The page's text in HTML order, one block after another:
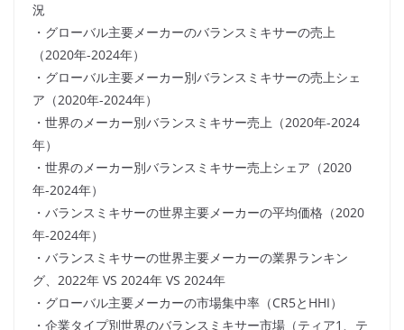
況
・グローバル主要メーカーのバランスミキサーの売上
（2020年-2024年）
・グローバル主要メーカー別バランスミキサーの売上シェ
ア（2020年-2024年）
・世界のメーカー別バランスミキサー売上（2020年-2024
年）
・世界のメーカー別バランスミキサー売上シェア（2020
年-2024年）
・バランスミキサーの世界主要メーカーの平均価格（2020
年-2024年）
・バランスミキサーの世界主要メーカーの業界ランキン
グ、2022年 VS 2024年 VS 2024年
・グローバル主要メーカーの市場集中率（CR5とHHI）
・企業タイプ別世界のバランスミキサー市場（ティア1、テ